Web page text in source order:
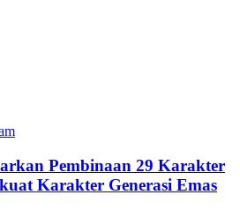
Pembinaan 29 Karakter
Karakter Generasi Emas